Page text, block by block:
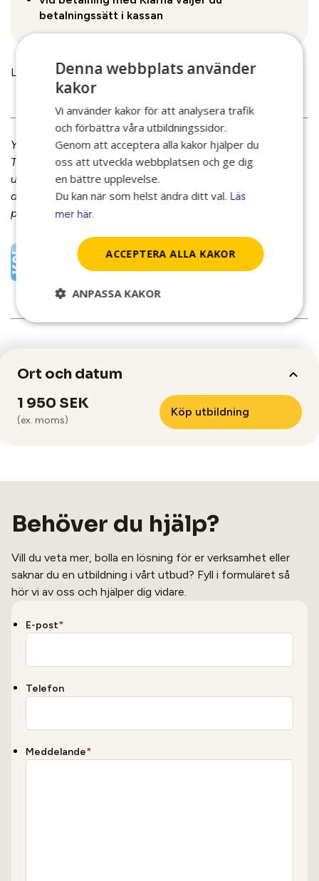
betalningssätt i kassan
Läs mer om våraAllmänna Villkor.
YrkesAkademin är medlem i STR – Sveriges
Trafikutbildares Riksförbund.Det innebär att våra
utbildningar uppfyller branschens kvalitetskrav och ger
dig som deltagare en trygg och säker utbildning med
professionella utbildare.
Ort och datum
1 950 SEK
(ex. moms)
Köp utbildning
Behöver du hjälp?
Vill du veta mer, bolla en lösning för er verksamhet eller
saknar du en utbildning i vårt utbud? Fyll i formuläret så
hör vi av oss och hjälper dig vidare.
E-post*
Telefon
Meddelande*
Denna webbplats använder
kakor
Vi använder kakor för att analysera trafik
och förbättra våra utbildningssidor.
Genom att acceptera alla kakor hjälper du
oss att utveckla webbplatsen och ge dig
en bättre upplevelse.
Du kan när som helst ändra ditt val. Läs
mer här.
ACCEPTERA ALLA KAKOR
ANPASSA KAKOR